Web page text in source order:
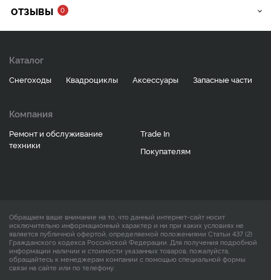
ОТЗЫВЫ 0
Каталог
Снегоходы Квадроциклы Аксессуары Запасные части
Компания
Ремонт и обслуживание
техники
Trade In
Покупателям
Обращаем ваше внимание на то, что данный интернет-сайт носит
исключительно информационный характер и ни при каких условиях не
является публичной офертой, определяемой положениями Статьи 437 (2)
Гражданского кодекса Российской Федерации. Для получения подробной
информации наличии и стоимости указанных товаров, пожалуйста,
обращайтесь к менеджерам компании с помощью специальной формы
связи на сайте или по телефону.